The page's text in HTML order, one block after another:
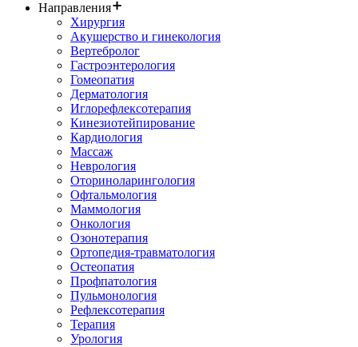
Направления
Хирургия
Акушерство и гинекология
Вертебролог
Гастроэнтерология
Гомеопатия
Дерматология
Иглорефлексотерапия
Кинезиотейпирование
Кардиология
Массаж
Неврология
Оториноларингология
Офтальмология
Маммология
Онкология
Озонотерапия
Ортопедия-травматология
Остеопатия
Профпатология
Пульмонология
Рефлексотерапия
Терапия
Урология